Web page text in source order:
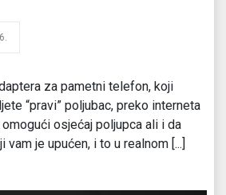
za pametni telefon, koji
“pravi” poljubac, preko interneta
osjećaj poljupca ali i da
je upućen, i to u realnom [...]